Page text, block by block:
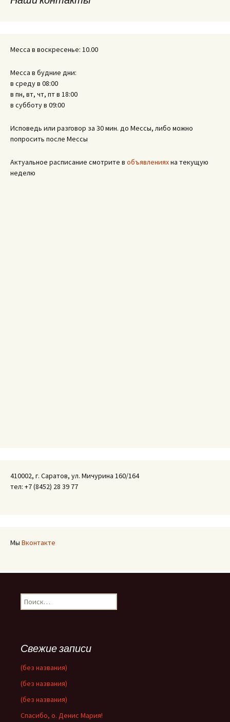
Месса в воскресенье: 10.00
Месса в будние дни:
в среду в 08:00
в пн, вт, чт, пт в 18:00
в субботу в 09:00
Исповедь или разговор за 30 мин. до Мессы, либо можно
попросить после Мессы
Актуальное расписание смотрите в объявленияхна текущую
неделю
410002, г. Саратов, ул. Мичурина 160/164
тел: +7 (8452) 28 39 77
Мы Вконтакте
Найти:
Свежие записи
(без названия)
(без названия)
(без названия)
Спасибо, о. Денис Мария!